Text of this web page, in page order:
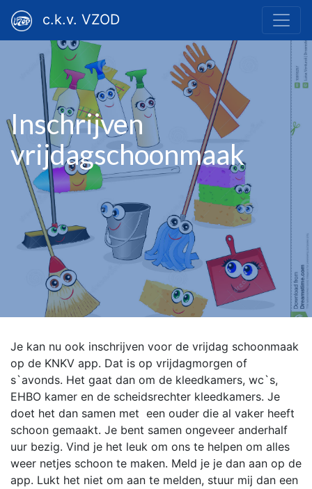
c.k.v. VZOD
Inschrijven
vrijdagschoonmaak
Je kan nu ook inschrijven voor de vrijdag schoonmaak
op de KNKV app. Dat is op vrijdagmorgen of
s`avonds. Het gaat dan om de kleedkamers, wc`s,
EHBO kamer en de scheidsrechter kleedkamers. Je
doet het dan samen met een ouder die al vaker heeft
schoon gemaakt. Je bent samen ongeveer anderhalf
uur bezig. Vind je het leuk om ons te helpen om alles
weer netjes schoon te maken. Meld je je dan aan op de
app. Lukt het niet om aan te melden, stuur mij dan een